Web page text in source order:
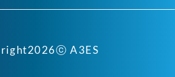
2026ⓒ A3ES